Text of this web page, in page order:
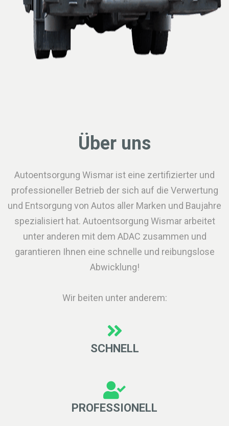
Über uns
Autoentsorgung Wismar ist eine zertifizierter und
professioneller Betrieb der sich auf die Verwertung
und Entsorgung von Autos aller Marken und Baujahre
spezialisiert hat. Autoentsorgung Wismar arbeitet
unter anderen mit dem ADAC zusammen und
garantieren Ihnen eine schnelle und reibungslose
Abwicklung!
Wir beiten unter anderem:
SCHNELL
PROFESSIONELL